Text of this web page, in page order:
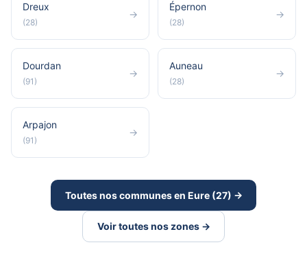
Dreux
(28)
→
Épernon
(28)
→
Dourdan
(91)
→
Auneau
(28)
→
Arpajon
(91)
→
Toutes nos communes en Eure (27) →
Voir toutes nos zones →